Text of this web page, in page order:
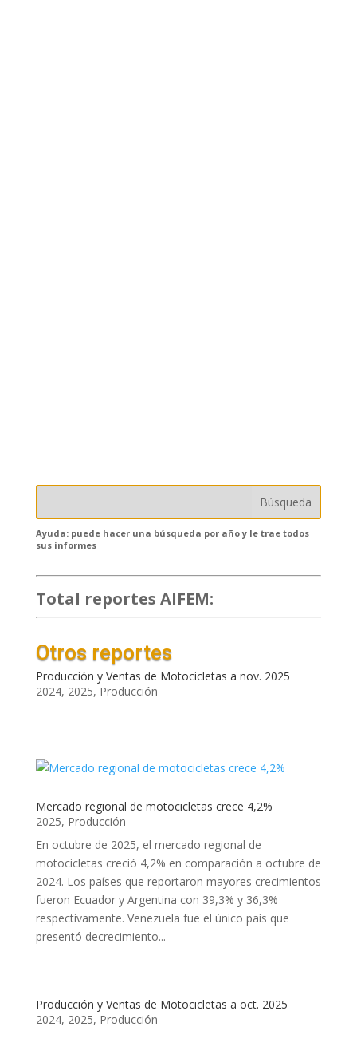
Ayuda: puede hacer una búsqueda por año y le trae todos
sus informes
Total reportes AIFEM:
Otros reportes
Producción y Ventas de Motocicletas a nov. 2025
2024, 2025, Producción
Mercado regional de motocicletas crece 4,2%
2025, Producción
En octubre de 2025, el mercado regional de
motocicletas creció 4,2% en comparación a octubre de
2024. Los países que reportaron mayores crecimientos
fueron Ecuador y Argentina con 39,3% y 36,3%
respectivamente. Venezuela fue el único país que
presentó decrecimiento...
Producción y Ventas de Motocicletas a oct. 2025
2024, 2025, Producción